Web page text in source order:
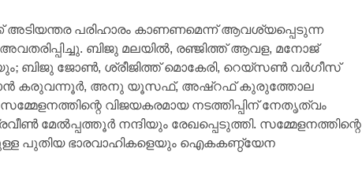
അടിയന്തര പരിഹാരം കാണണമെന്ന് ആവശ്യപ്പെടുന്ന
ബിജു മലയിൽ, രഞ്ജിത്ത് ആവള, മനോജ്‌
ബിജു ജോൺ, ശ്രീജിത്ത്‌ മൊകേരി, റെയ്സൺ വർഗീസ്
കരുവന്നൂർ, അനു യൂസഫ്, അഷ്‌റഫ്‌ കുരുത്തോല
വിജയകരമായ നടത്തിപ്പിന് നേതൃത്വം
നന്ദിയും രേഖപ്പെടുത്തി. സമ്മേളനത്തിന്റെ
പുതിയ ഭാരവാഹികളെയും ഐകകണ്ഠ്യേന